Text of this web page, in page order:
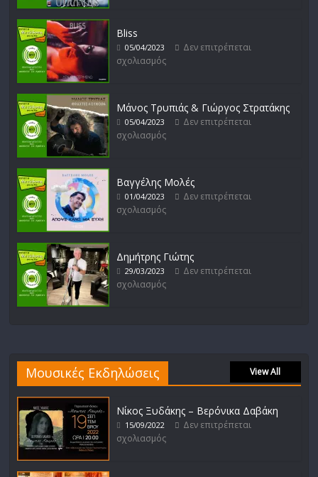
Bliss
05/04/2023
Δεν επιτρέπεται
σχολιασμός
Μάνος Τρυπιάς & Γιώργος Στρατάκης
05/04/2023
Δεν επιτρέπεται
σχολιασμός
Βαγγέλης Μολές
01/04/2023
Δεν επιτρέπεται
σχολιασμός
Δημήτρης Γιώτης
29/03/2023
Δεν επιτρέπεται
σχολιασμός
Μουσικές Εκδηλώσεις View All
Νίκος Ξυδάκης – Βερόνικα Δαβάκη
15/09/2022
Δεν επιτρέπεται
σχολιασμός